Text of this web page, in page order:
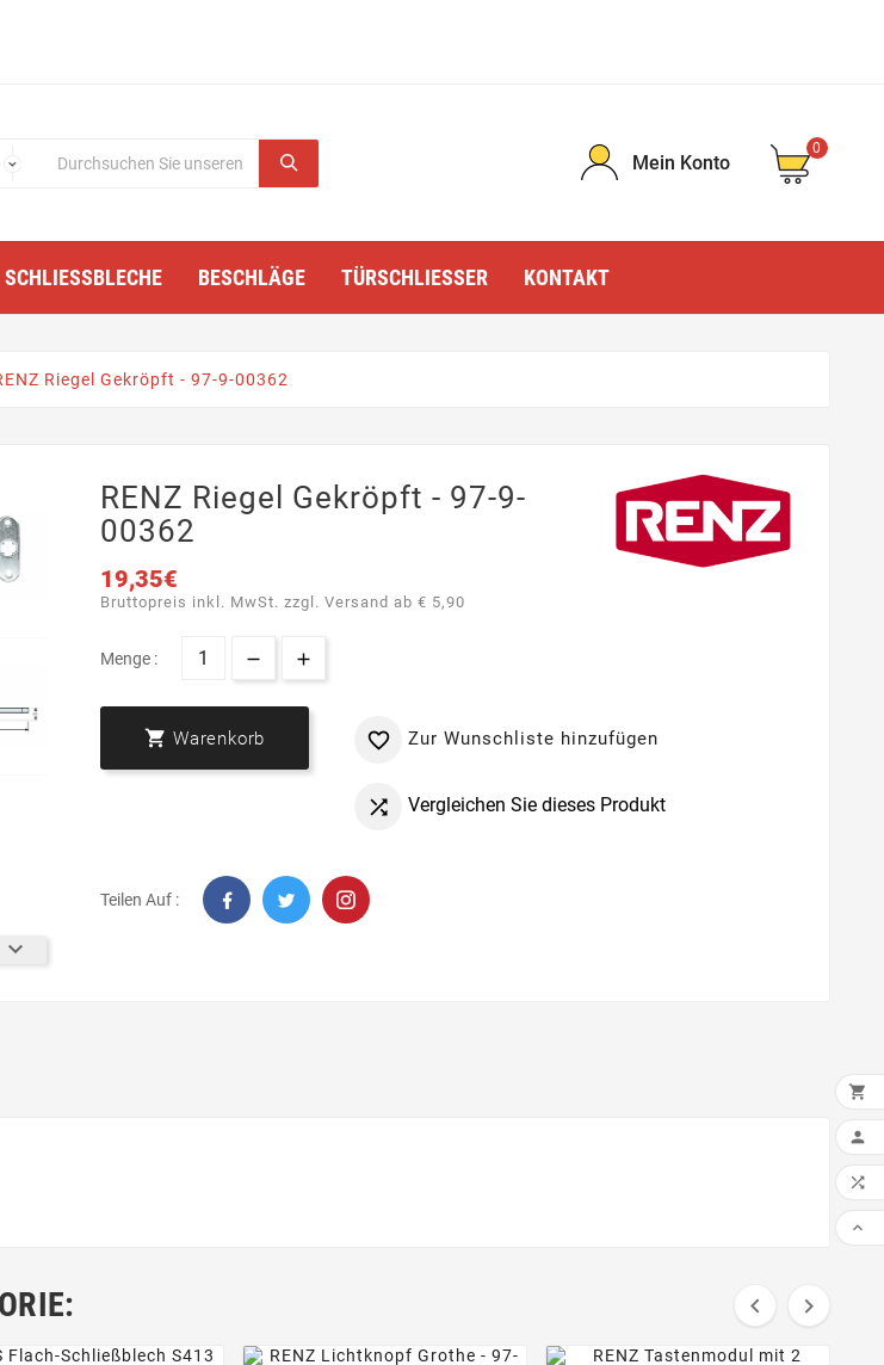
Mein Konto
0
SCHLIESSBLECHE BESCHLÄGE TÜRSCHLIESSER KONTAKT
Riegel Gekröpft - 97-9-00362

RENZ Riegel Gekröpft - 97-9-
00362
19,35€
Bruttopreis inkl. MwSt. zzgl. Versand ab € 5,90
Menge :
 Warenkorb  Zur Wunschliste hinzufügen
 Vergleichen Sie dieses Produkt
Teilen Auf :
 



